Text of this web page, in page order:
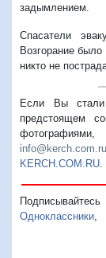
задымлением.
Спасатели
Возгорание
никто не
Если Вы стали
предстоящем
info@kerch.com.ru
KERCH.COM.RU
Одноклассники